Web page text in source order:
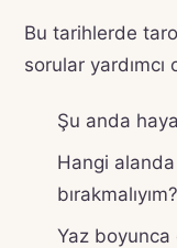
Bu tarihlerde
sorular yardımcı
Şu anda
Hangi
bırakmalıyım?
Yaz